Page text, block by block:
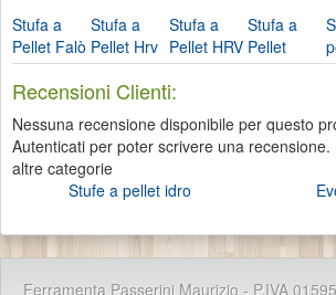
Stufa a
Pellet Falò
1xlp-
Nordica...
Stufa a
Pellet Hrv
170
Hydro...
Stufa a
Pellet HRV
200 Hydro-
Ravelli
Stufa a
Pellet
Giordana
Recensioni Clienti:
Nessuna recensione disponibile per questo
Autenticati per poter scrivere una recensione.
altre categorie
Stufe a pellet idro
Ferramenta Passerini Maurizio - P.IVA